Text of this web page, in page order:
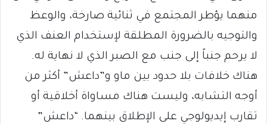
منهما يؤطر المجتمع في ثنائية صارخة، والوعظ
والتوجيه بالضرورة المطلقة لإستخدام العنف الذي
لا يرحم جنباً إلى جنب مع الصبر الذي لا نهاية له.
هناك خلافات بلا حدود بين ماو و”داعش” أكثر من
أوجه التشابه، وليست هناك مساواة أخلاقية أو
تقارب إيديولوجي على الإطلاق بينهما. “داعش”